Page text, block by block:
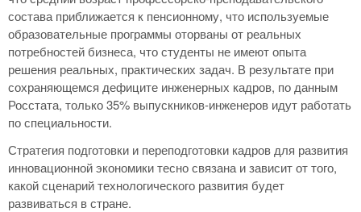
состава приближается к пенсионному, что используемые
образовательные программы оторваны от реальных
потребностей бизнеса, что студенты не имеют опыта
решения реальных, практических задач. В результате при
сохраняющемся дефиците инженерных кадров, по данным
Росстата, только 35% выпускников-инженеров идут работать
по специальности.
Стратегия подготовки и переподготовки кадров для развития
инновационной экономики тесно связана и зависит от того,
какой сценарий технологического развития будет
развиваться в стране.